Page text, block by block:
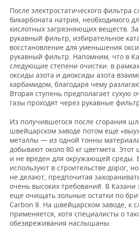
После электростатического фильтра
бикарбоната натрия, необходимого
кислотных загрязняющих веществ.
рукавный фильтр, избирательное
восстановление для уменьшения
рукавный фильтр. Напомним, что в
следующие степени очистки: в
оксиды азота и диоксиды азота
карбамидом, благодаря чему
Вторая ступень предполагает сухую
газы проходят через рукавные
Из получившегося после сгорания
швейцарском заводе потом еще
металлы — из одной тонны
добывают около 80 кг цветмета.
и не вреден для окружающей среды.
используют в строительстве дорог,
не делают, предпочитая
очень высоких требований. В Казани
еще очищать зольные остатки по
Carbon 8. На швейцарском заводе, к
применяется, хотя специалисты о
обезвреживания наслышаны.